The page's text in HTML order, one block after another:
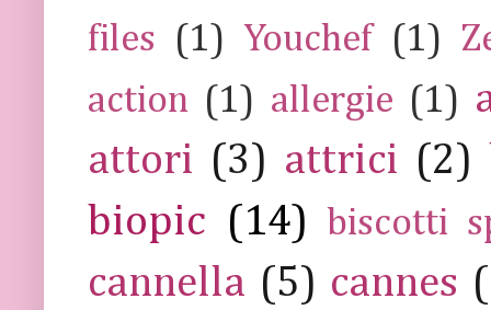
files
(1) Youchef (1)
action (1) allergie (1)
attori (3) attrici (2)
biopic (14) biscotti
cannella (5) cannes